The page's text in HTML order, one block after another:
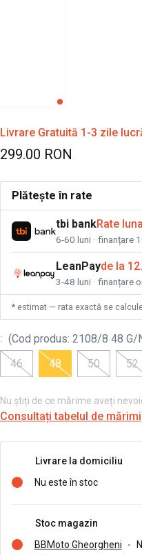
Livrare Gratuită 1-3 zile
299.00 RON
Plătește în rate
tbi bankRate
6-60 luni · finanțare
LeanPayde la
3-48 luni · finanțare
* estimat — rata exactă se
: (Cod produs: 2108/8 48 G/
46
48 50 52
Nu știți de ce mărime aveți
Consultați tabelul de mărimi
Livrare la domiciliu
Nu este în stoc
Stoc magazin
BBMoto Gheorgheni
-